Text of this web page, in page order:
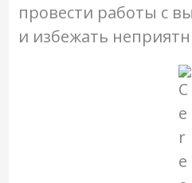
провести работы с
и избежать